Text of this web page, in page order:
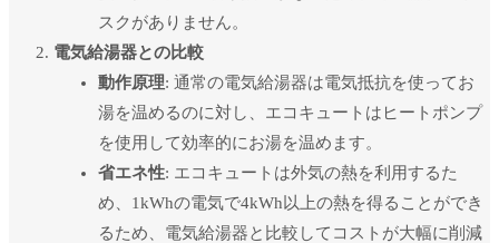
スクがありません。
電気給湯器との比較
動作原理: 通常の電気給湯器は電気抵抗を使ってお
湯を温めるのに対し、エコキュートはヒートポンプ
を使用して効率的にお湯を温めます。
省エネ性: エコキュートは外気の熱を利用するた
め、1kWhの電気で4kWh以上の熱を得ることができ
るため、電気給湯器と比較してコストが大幅に削減